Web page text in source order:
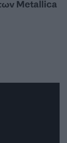
Metallica